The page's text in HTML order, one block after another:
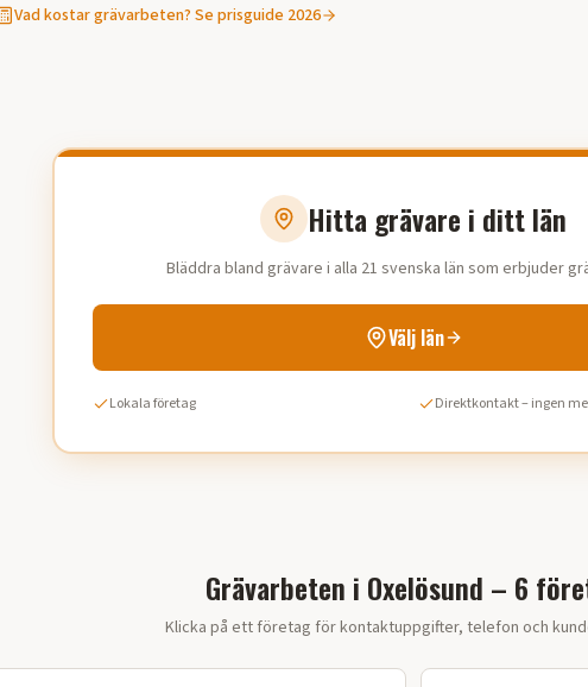
Vad kostargrävarbeten? Se prisguide 2026
Hitta grävare i ditt län
Bläddra bland grävare i alla 21 svenska län som erbjuder
Välj län
Lokala företag Direktkontakt – ingen
Grävarbeten i Oxelösund – 6
Klicka på ett företag för kontaktuppgifter, telefon och